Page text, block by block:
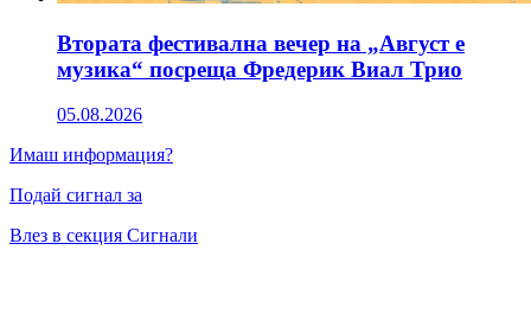
Втората фестивална вечер на „Август е
музика“ посреща Фредерик Виал Трио
05.08.2026
Имаш информация?
Подай сигнал за
Влез в секция Сигнали